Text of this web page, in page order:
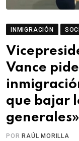
INMIGRACIÓN
Vance
que bajar
generales»
POR RAÚL MORILLA